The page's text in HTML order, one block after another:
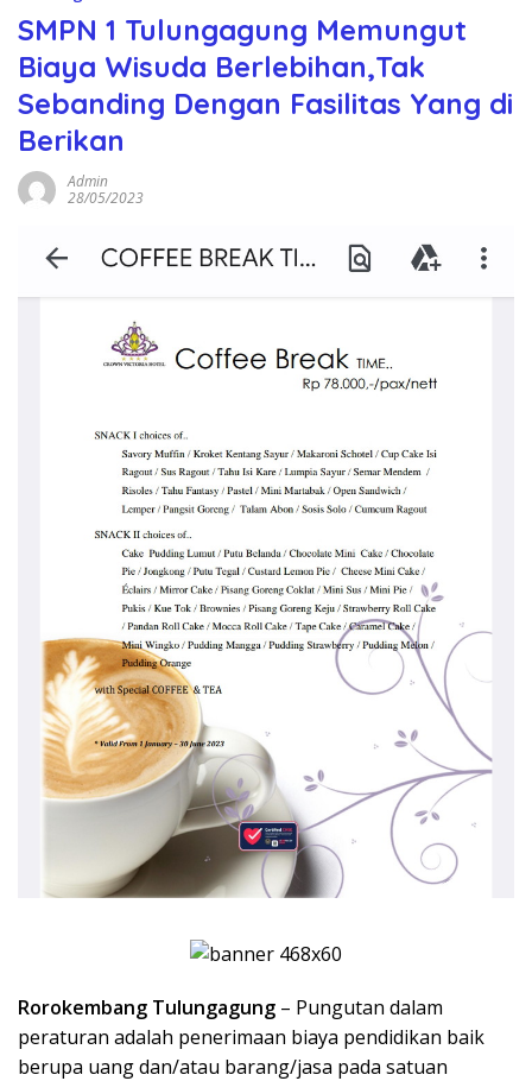
SMPN 1 Tulungagung Memungut
Biaya Wisuda Berlebihan,Tak
Sebanding Dengan Fasilitas Yang di
Berikan
Admin
28/05/2023
Rorokembang Tulungagung – Pungutan dalam
peraturan adalah penerimaan biaya pendidikan baik
berupa uang dan/atau barang/jasa pada satuan